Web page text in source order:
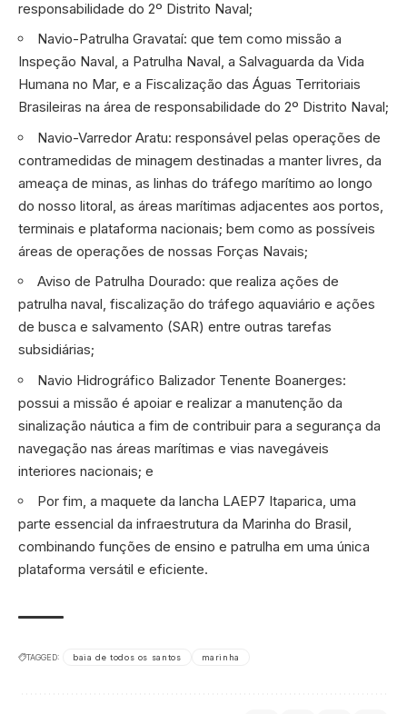
responsabilidade do 2º Distrito Naval;
Navio-Patrulha Gravataí: que tem como missão a
Inspeção Naval, a Patrulha Naval, a Salvaguarda da Vida
Humana no Mar, e a Fiscalização das Águas Territoriais
Brasileiras na área de responsabilidade do 2º Distrito Naval;
Navio-Varredor Aratu: responsável pelas operações de
contramedidas de minagem destinadas a manter livres, da
ameaça de minas, as linhas do tráfego marítimo ao longo
do nosso litoral, as áreas marítimas adjacentes aos portos,
terminais e plataforma nacionais; bem como as possíveis
áreas de operações de nossas Forças Navais;
Aviso de Patrulha Dourado: que realiza ações de
patrulha naval, fiscalização do tráfego aquaviário e ações
de busca e salvamento (SAR) entre outras tarefas
subsidiárias;
Navio Hidrográfico Balizador Tenente Boanerges:
possui a missão é apoiar e realizar a manutenção da
sinalização náutica a fim de contribuir para a segurança da
navegação nas áreas marítimas e vias navegáveis
interiores nacionais; e
Por fim, a maquete da lancha LAEP7 Itaparica, uma
parte essencial da infraestrutura da Marinha do Brasil,
combinando funções de ensino e patrulha em uma única
plataforma versátil e eficiente.
TAGGED: baia de todos os santos marinha